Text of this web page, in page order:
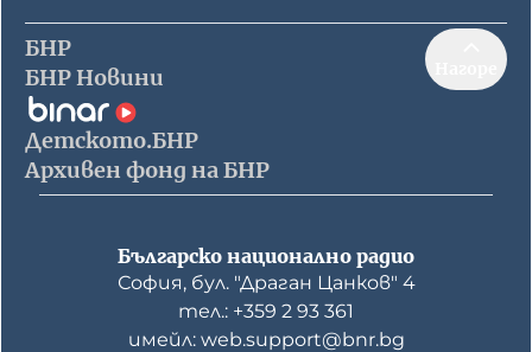
БНР
БНР Новини
Детското.БНР
Архивен фонд на БНР
Българско национално радио
София, бул. "Драган Цанков" 4
тел.: +359 2 93 361
имейл: web.support@bnr.bg